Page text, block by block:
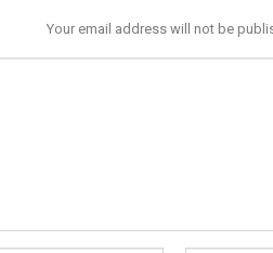
Your email address will not be